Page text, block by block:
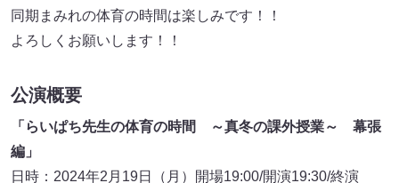
同期まみれの体育の時間は楽しみです！！
よろしくお願いします！！
公演概要
「らいぱち先生の体育の時間 ～真冬の課外授業～ 幕張
編」
日時：2024年2月19日（月）開場19:00/開演19:30/終演